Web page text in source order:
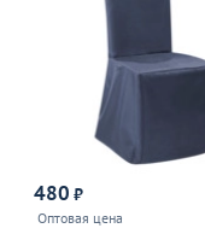
480 ₽
Оптовая цена